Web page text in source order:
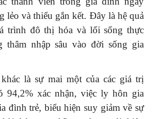
lẻo và thiếu gắn kết. Đây là hệ quả
trình đô thị hóa và lối sống thực
thâm nhập sâu vào đời sống gia
là sự mai một của các giá trị
94,2% xác nhận, việc ly hôn gia
đình trẻ, biểu hiện suy giảm về sự